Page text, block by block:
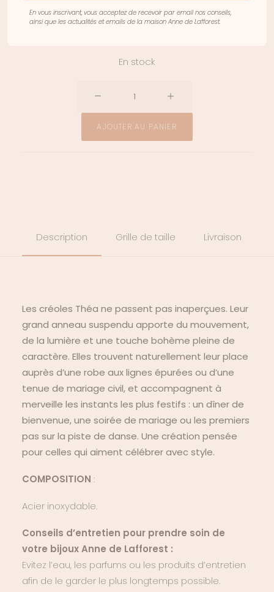
Pour plus de détails : voir la description.
En stock
AJOUTER AU PANIER
Description Grille de taille Livraison
Les créoles Théa ne passent pas inaperçues. Leur
grand anneau suspendu apporte du mouvement,
de la lumière et une touche bohème pleine de
caractère. Elles trouvent naturellement leur place
auprès d’une robe aux lignes épurées ou d’une
tenue de mariage civil, et accompagnent à
merveille les instants les plus festifs : un dîner de
bienvenue, une soirée de mariage ou les premiers
pas sur la piste de danse. Une création pensée
pour celles qui aiment célébrer avec style.
COMPOSITION :
Acier inoxydable.
Conseils d’entretien pour prendre soin de
votre bijoux Anne de Lafforest :
Evitez l’eau, les parfums ou les produits d’entretien
afin de le garder le plus longtemps possible.
En vous inscrivant, vous acceptez de recevoir par email nos conseils,
ainsi que les actualités et emails de la maison Anne de Lafforest.